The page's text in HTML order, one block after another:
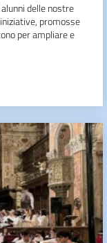
delle nostre
iniziative, promosse
per ampliare e